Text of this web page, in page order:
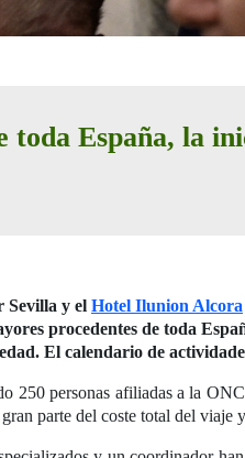
toda España, la
Sevilla y el Hotel Ilunion Alcora
procedentes de toda
El calendario de
250 personas afiliadas a la
parte del coste total del viaje